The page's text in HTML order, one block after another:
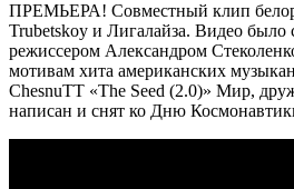
ПРЕМЬЕРА! Совместный клип
Trubetskoy и Лигалайза. Видео было
режиссером Александром
мотивам хита американских
ChesnuTT «The Seed (2.0)» Мир,
написан и снят ко Дню